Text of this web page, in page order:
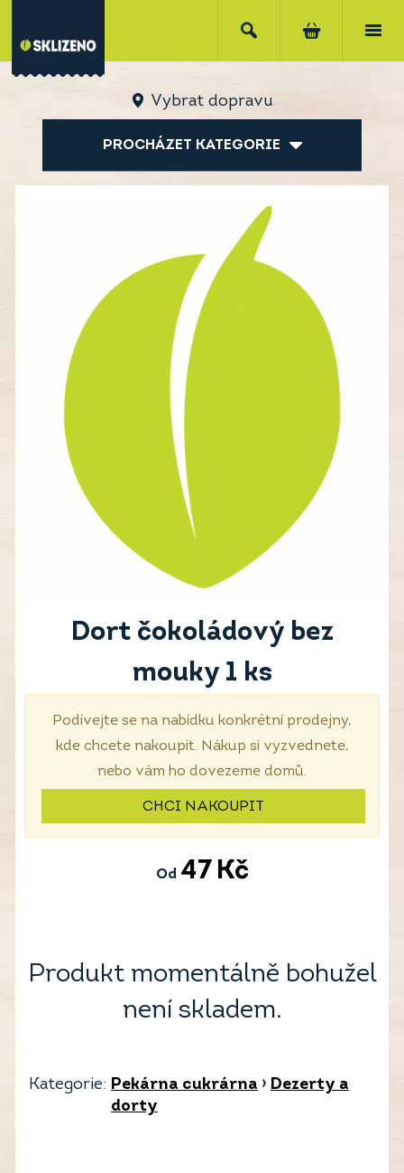
Vybrat dopravu
PROCHÁZET KATEGORIE
Dort čokoládový bez
mouky 1 ks
Podívejte se na nabídku konkrétní prodejny,
kde chcete nakoupit. Nákup si vyzvednete,
nebo vám ho dovezeme domů.
CHCI NAKOUPIT
Od 47 Kč
Produkt momentálně bohužel
není skladem.
Kategorie: Pekárna cukrárna › Dezerty a
dorty